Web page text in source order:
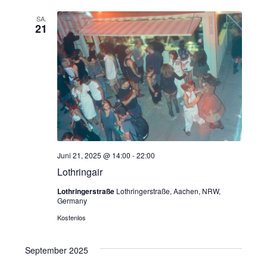
SA.
21
Lothringair
Juni 21, 2025 @ 14:00 -22:00
Lothringerstraße Lothringerstraße, Aachen, NRW,
Germany
Kostenlos
September 2025